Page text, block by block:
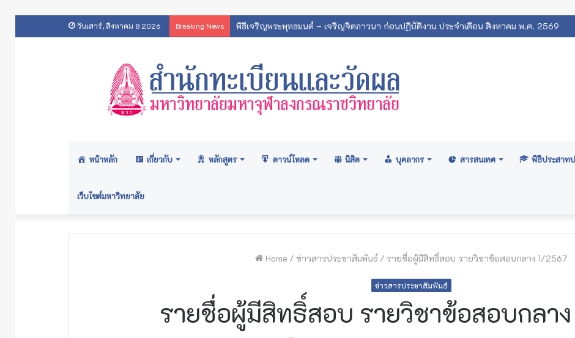
วันเสาร์, สิงหาคม 8 2026 Breaking News ประกาศสภามหาวิทยาลัย: อนุมัติปริญญา ระดับปริญญาตรี รุ่นที่ ๗๑ (ครั้งที่ ๒/๒๕๖๙)
หน้าหลัก เกี่ยวกับ หลักสูตร ดาวน์โหลด นิสิต บุคลากร สารสนเทศ พิธีประสาท
เว็บไซต์มหาวิทยาลัย
Home / ข่าวสารประชาสัมพันธ์ / รายชื่อผู้มีสิทธิ์สอบ รายวิชาข้อสอบกลาง 1/2567
ข่าวสารประชาสัมพันธ์
รายชื่อผู้มีสิทธิ์สอบ รายวิชาข้อสอบกลา